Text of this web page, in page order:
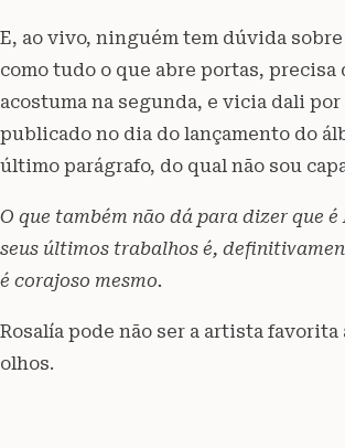
E, ao vivo, ninguém tem dúvida
como tudo o que abre portas, precisa
acostuma na segunda, e vicia dali
publicado no dia do lançamento do
último parágrafo, do qual não sou
O que também não dá para dizer que
seus últimos trabalhos é,
é corajoso mesmo.
Rosalía pode não ser a artista
olhos.